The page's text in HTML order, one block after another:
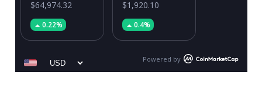
$64,974.32
0.22%
$1,920.10
0.4%
Powered by